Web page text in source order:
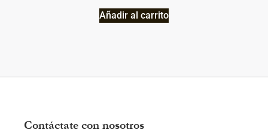
Añadir al carrito
Contáctate con nosotros